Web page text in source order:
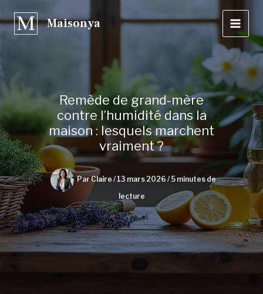
au
contenu
Maisonya
Remède de grand-mère
contre l’humidité dans la
maison : lesquels marchent
vraiment ?
ParClaire/13 mars 2026 /5 minutes de
lecture